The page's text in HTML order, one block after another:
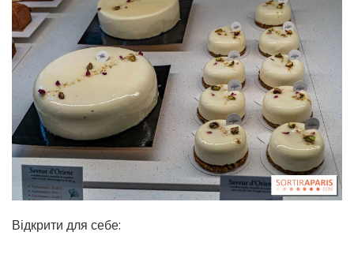
Відкрити для себе: